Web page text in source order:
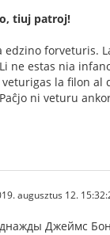
tiuj patroj!
edzino forveturis.
ne estas nia
veturigas la filon al
ni veturu
augusztus 12.
Джеймс